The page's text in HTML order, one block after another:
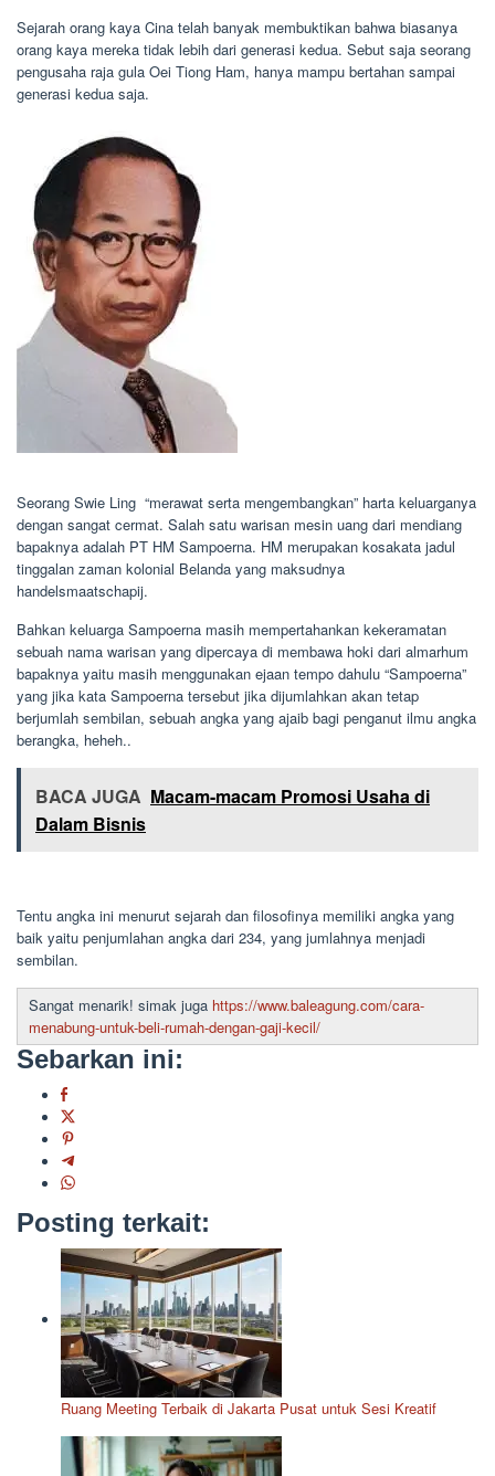
Sejarah orang kaya Cina telah banyak membuktikan bahwa biasanya
orang kaya mereka tidak lebih dari generasi kedua. Sebut saja seorang
pengusaha raja gula Oei Tiong Ham, hanya mampu bertahan sampai
generasi kedua saja.
Seorang Swie Ling “merawat serta mengembangkan” harta keluarganya
dengan sangat cermat. Salah satu warisan mesin uang dari mendiang
bapaknya adalah PT HM Sampoerna. HM merupakan kosakata jadul
tinggalan zaman kolonial Belanda yang maksudnya
handelsmaatschapij.
Bahkan keluarga Sampoerna masih mempertahankan kekeramatan
sebuah nama warisan yang dipercaya di membawa hoki dari almarhum
bapaknya yaitu masih menggunakan ejaan tempo dahulu “Sampoerna”
yang jika kata Sampoerna tersebut jika dijumlahkan akan tetap
berjumlah sembilan, sebuah angka yang ajaib bagi penganut ilmu angka
berangka, heheh..
BACA JUGA Macam-macam Promosi Usaha di
Dalam Bisnis
Tentu angka ini menurut sejarah dan filosofinya memiliki angka yang
baik yaitu penjumlahan angka dari 234, yang jumlahnya menjadi
sembilan.
Sangat menarik! simak juga https://www.baleagung.com/cara-
menabung-untuk-beli-rumah-dengan-gaji-kecil/
Sebarkan ini:
Posting terkait:
Ruang Meeting Terbaik di Jakarta Pusat untuk Sesi Kreatif